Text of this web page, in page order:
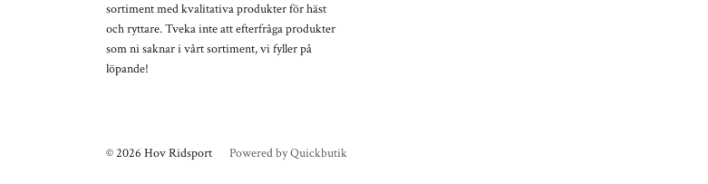
sortiment med kvalitativa produkter för häst
och ryttare. Tveka inte att efterfråga produkter
som ni saknar i vårt sortiment, vi fyller på
löpande!
© 2026 Hov Ridsport Powered by Quickbutik